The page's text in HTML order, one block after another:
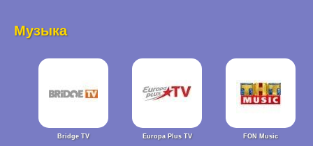
Музыка
Bridge TV Europa Plus TV FON Music